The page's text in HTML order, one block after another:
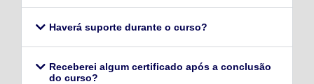
Haverá suporte durante o curso?
Receberei algum certificado após a conclusão
do curso?